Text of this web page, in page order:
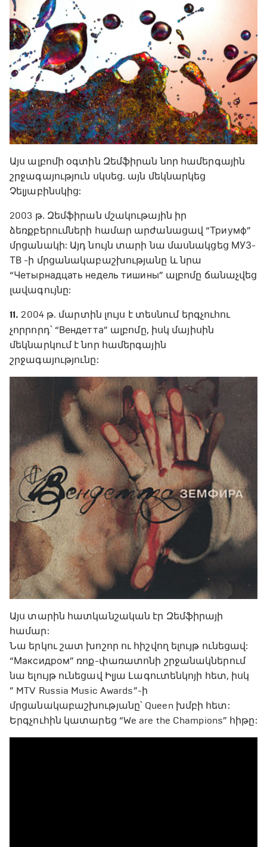
Այս ալբոմի օգտին Զեմֆիրան նոր համերգային
շրջագայություն սկսեց. այն մեկնարկեց
Չելյաբինսկից:
2003 թ. Զեմֆիրան մշակութային իր
ձեռքբերումների համար արժանացավ “Триумф”
մրցանակի: Այդ նույն տարի նա մասնակցեց МУЗ-
ТВ -ի մրցանակաբաշխությանը և նրա
“Четырнадцать недель тишины” ալբոմը ճանաչվեց
լավագույնը:
11. 2004 թ. մարտին լույս է տեսնում երգչուհու
չորրորդ՝ “Вендетта” ալբոմը, իսկ մայիսին
մեկնարկում է նոր համերգային
շրջագայությունը:
Այս տարին հատկանշական էր Զեմֆիրայի
համար:
Նա երկու շատ խոշոր ու հիշվող ելույթ ունեցավ:
“Максидром” ռոք-փառատոնի շրջանակներում
նա ելույթ ունեցավ Իլյա Լագուտենկոյի հետ, իսկ
” MTV Russia Music Awards”-ի
մրցանակաբաշխությանը՝ Queen խմբի հետ:
Երգչուհին կատարեց “We are the Champions” հիթը: